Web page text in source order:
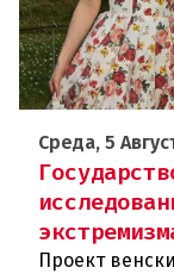
Среда, 5
Проект